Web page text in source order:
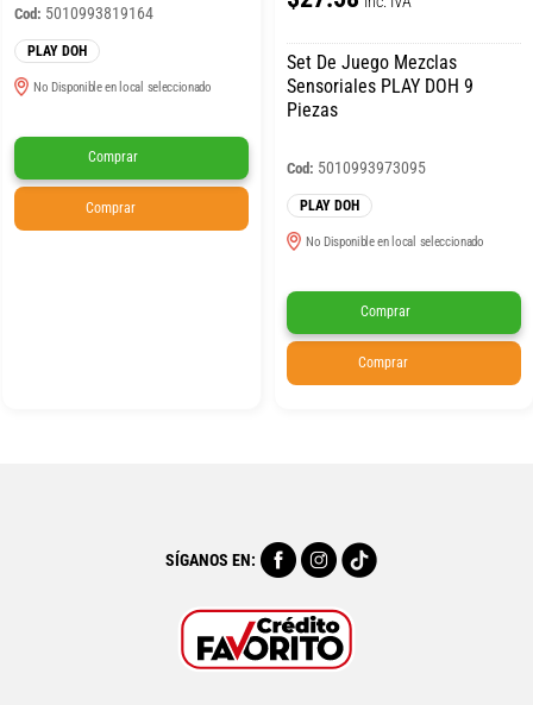
Cod: 5010993819164
PLAY DOH
No Disponible en local seleccionado
Comprar
Comprar
Set De Juego Mezclas
Sensoriales PLAY DOH 9
Piezas
Cod: 5010993973095
PLAY DOH
No Disponible en local seleccionado
Comprar
Comprar
SÍGANOS EN: